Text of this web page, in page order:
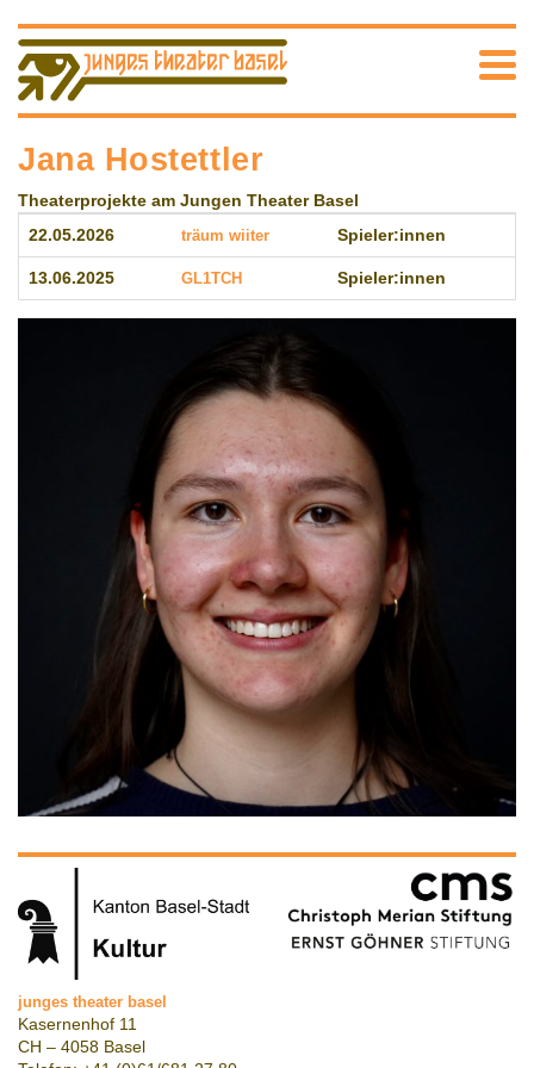
Jana Hostettler
Theaterprojekte am Jungen Theater Basel
22.05.2026 träum wiiter Spieler:innen
13.06.2025 GL1TCH Spieler:innen
junges theater basel
Kasernenhof 11
CH – 4058 Basel